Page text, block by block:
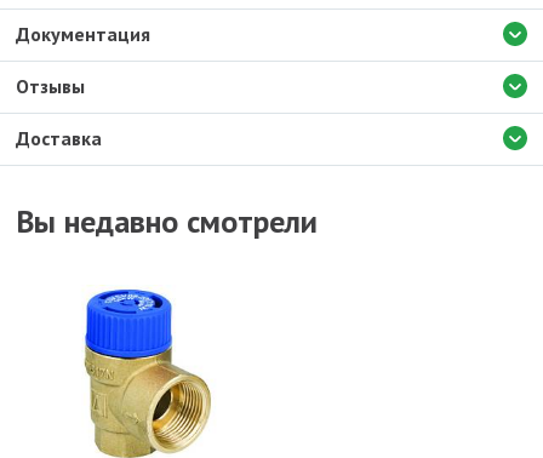
Доставка
Документация
Отзывы
Вы недавно смотрели